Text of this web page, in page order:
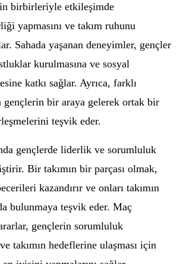
birbirleriyle etkileşimde
yapmasını ve takım ruhunu
Sahada yaşanan deneyimler, gençler
kurulmasına ve sosyal
katkı sağlar. Ayrıca, farklı
gençlerin bir araya gelerek ortak bir
teşvik eder.
gençlerde liderlik ve sorumluluk
Bir takımın bir parçası olmak,
kazandırır ve onları takımın
bulunmaya teşvik eder. Maç
gençlerin sorumluluk
takımın hedeflerine ulaşması için